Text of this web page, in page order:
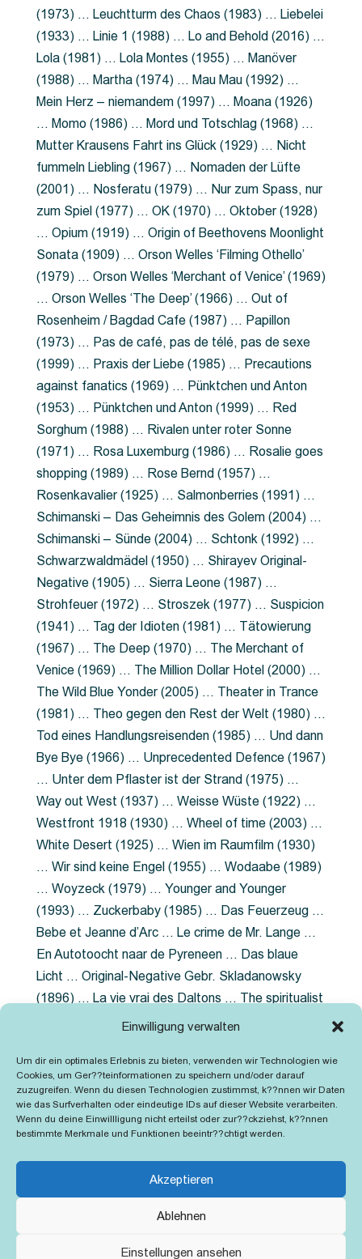
Einwilligung verwalten
Um dir ein optimales Erlebnis zu bieten, verwenden wir Technologien wie
Cookies, um Ger??teinformationen zu speichern und/oder darauf
zuzugreifen. Wenn du diesen Technologien zustimmst, k??nnen wir Daten
wie das Surfverhalten oder eindeutige IDs auf dieser Website verarbeiten.
Wenn du deine Einwillligung nicht erteilst oder zur??ckziehst, k??nnen
bestimmte Merkmale und Funktionen beeintr??chtigt werden.
Akzeptieren
Ablehnen
Einstellungen ansehen
(1973) … Leuchtturm des Chaos (1983) … Liebelei
(1933) … Linie 1 (1988) … Lo and Behold (2016) …
Lola (1981) … Lola Montes (1955) … Manöver
(1988) … Martha (1974) … Mau Mau (1992) …
Mein Herz – niemandem (1997) … Moana (1926)
… Momo (1986) … Mord und Totschlag (1968) …
Mutter Krausens Fahrt ins Glück (1929) … Nicht
fummeln Liebling (1967) … Nomaden der Lüfte
(2001) … Nosferatu (1979) … Nur zum Spass, nur
zum Spiel (1977) … OK (1970) … Oktober (1928)
… Opium (1919) … Origin of Beethovens Moonlight
Sonata (1909) … Orson Welles ‘Filming Othello’
(1979) … Orson Welles ‘Merchant of Venice’ (1969)
… Orson Welles ‘The Deep’ (1966) … Out of
Rosenheim / Bagdad Cafe (1987) … Papillon
(1973) … Pas de café, pas de télé, pas de sexe
(1999) … Praxis der Liebe (1985) … Precautions
against fanatics (1969) … Pünktchen und Anton
(1953) … Pünktchen und Anton (1999) … Red
Sorghum (1988) … Rivalen unter roter Sonne
(1971) … Rosa Luxemburg (1986) … Rosalie goes
shopping (1989) … Rose Bernd (1957) …
Rosenkavalier (1925) … Salmonberries (1991) …
Schimanski – Das Geheimnis des Golem (2004) …
Schimanski – Sünde (2004) … Schtonk (1992) …
Schwarzwaldmädel (1950) … Shirayev Original-
Negative (1905) … Sierra Leone (1987) …
Strohfeuer (1972) … Stroszek (1977) … Suspicion
(1941) … Tag der Idioten (1981) … Tätowierung
(1967) … The Deep (1970) … The Merchant of
Venice (1969) … The Million Dollar Hotel (2000) …
The Wild Blue Yonder (2005) … Theater in Trance
(1981) … Theo gegen den Rest der Welt (1980) …
Tod eines Handlungsreisenden (1985) … Und dann
Bye Bye (1966) … Unprecedented Defence (1967)
… Unter dem Pflaster ist der Strand (1975) …
Way out West (1937) … Weisse Wüste (1922) …
Westfront 1918 (1930) … Wheel of time (2003) …
White Desert (1925) … Wien im Raumfilm (1930)
… Wir sind keine Engel (1955) … Wodaabe (1989)
… Woyzeck (1979) … Younger and Younger
(1993) … Zuckerbaby (1985) … Das Feuerzeug …
Bebe et Jeanne d’Arc … Le crime de Mr. Lange …
En Autotoocht naar de Pyreneen … Das blaue
Licht … Original-Negative Gebr. Skladanowsky
(1896) … La vie vrai des Daltons … The spiritualist
photographer … Feuer im Fjord … The Song of the
Grubenlampe … Tolstoy … Grün ist die Heide …
Lady Hamilton … Mütter verzaget nicht …
Ruttmann Werbefilme